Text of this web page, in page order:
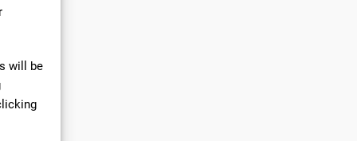
will be